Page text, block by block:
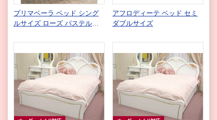
プリマベーラ ベッド シング
ルサイズ ローズ パステルピ
アフロディーテ ベッド セミ
ダブルサイズ